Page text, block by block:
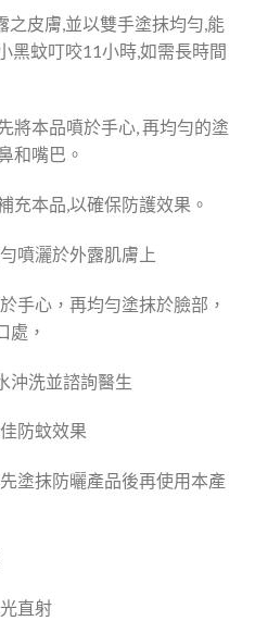
之皮膚,並以雙手塗抹均勻,能
黑蚊叮咬11小時,如需長時間
將本品噴於手心, 再均勻的塗
和嘴巴。
充本品,以確保防護效果。
噴灑於外露肌膚上
手心，再均勻塗抹於臉部，
處，
沖洗並諮詢醫生
防蚊效果
塗抹防曬產品後再使用本產
直射